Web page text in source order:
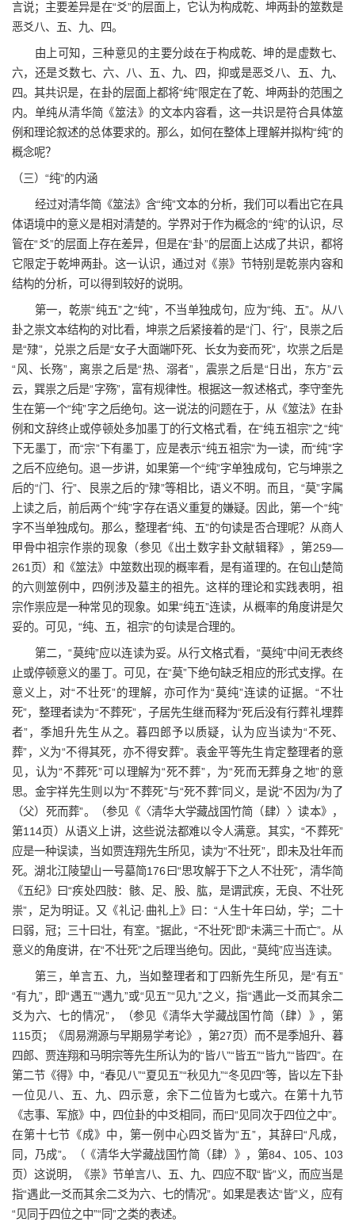
言说；主要差异是在“爻”的层面上，它认为构成乾、坤两卦的筮数是
恶爻八、五、九、四。
由上可知，三种意见的主要分歧在于构成乾、坤的是虚数七、
六，还是爻数七、六、八、五、九、四，抑或是恶爻八、五、九、
四。其共识是，在卦的层面上都将“纯”限定在了乾、坤两卦的范围之
内。单纯从清华简《筮法》的文本内容看，这一共识是符合具体筮
例和理论叙述的总体要求的。那么，如何在整体上理解并拟构“纯”的
概念呢？
（三）“纯”的内涵
经过对清华简《筮法》含“纯”文本的分析，我们可以看出它在具
体语境中的意义是相对清楚的。学界对于作为概念的“纯”的认识，尽
管在“爻”的层面上存在差异，但是在“卦”的层面上达成了共识，都将
它限定于乾坤两卦。这一认识，通过对《祟》节特别是乾祟内容和
结构的分析，可以得到较好的说明。
第一，乾祟“纯五”之“纯”，不当单独成句，应为“纯、五”。从八
卦之祟文本结构的对比看，坤祟之后紧接着的是“门、行”，艮祟之后
是“殔”，兑祟之后是“女子大面端吓死、长女为妾而死”，坎祟之后是
“风、长殇”，离祟之后是“热、溺者”，震祟之后是“日出，东方”云
云，巽祟之后是“字殇”，富有规律性。根据这一叙述格式，李守奎先
生在第一个“纯”字之后绝句。这一说法的问题在于，从《筮法》在卦
例和文辞终止或停顿处多加墨丁的行文格式看，在“纯五祖宗”之“纯”
下无墨丁，而“宗”下有墨丁，应是表示“纯五祖宗”为一读，而“纯”字
之后不应绝句。退一步讲，如果第一个“纯”字单独成句，它与坤祟之
后的“门、行”、艮祟之后的“殔”等相比，语义不明。而且，“莫”字属
上读之后，前后两个“纯”字存在语义重复的嫌疑。因此，第一个“纯”
字不当单独成句。那么，整理者“纯、五”的句读是否合理呢？从商人
甲骨中祖宗作祟的现象（参见《出土数字卦文献辑释》，第259—
261页）和《筮法》中筮数出现的概率看，是有道理的。在包山楚简
的六则筮例中，四例涉及墓主的祖先。这样的理论和实践表明，祖
宗作祟应是一种常见的现象。如果“纯五”连读，从概率的角度讲是欠
妥的。可见，“纯、五，祖宗”的句读是合理的。
第二，“莫纯”应以连读为妥。从行文格式看，“莫纯”中间无表终
止或停顿意义的墨丁。可见，在“莫”下绝句缺乏相应的形式支撑。在
意义上，对“不壮死”的理解，亦可作为“莫纯”连读的证据。“不壮
死”，整理者读为“不葬死”，子居先生继而释为“死后没有行葬礼埋葬
者”，季旭升先生从之。暮四郎予以质疑，认为应当读为“不死、
葬”，义为“不得其死，亦不得安葬”。袁金平等先生肯定整理者的意
见，认为“不葬死”可以理解为“死不葬”，为“死而无葬身之地”的意
思。金宇祥先生则以为“不葬死”与“死不葬”同义，是说“不因为/为了
（父）死而葬”。（参见《〈清华大学藏战国竹简（肆）〉读本》，
第114页）从语义上讲，这些说法都难以令人满意。其实，“不葬死”
应是一种误读，当如贾连翔先生所见，读为“不壮死”，即未及壮年而
死。湖北江陵望山一号墓简176曰“思攻解于下之人不壮死”，清华简
《五纪》曰“疾处四肢：骸、足、股、肱，是谓武疾，无良、不壮死
祟”，足为明证。又《礼记·曲礼上》曰：“人生十年曰幼，学；二十
曰弱，冠；三十曰壮，有室。”据此，“不壮死”即“未满三十而亡”。从
意义的角度讲，在“不壮死”之后理当绝句。因此，“莫纯”应当连读。
第三，单言五、九，当如整理者和丁四新先生所见，是“有五”
“有九”，即“遇五”“遇九”或“见五”“见九”之义，指“遇此一爻而其余二
爻为六、七的情况”，（参见《清华大学藏战国竹简（肆）》，第
115页；《周易溯源与早期易学考论》，第27页）而不是季旭升、暮
四郎、贾连翔和马明宗等先生所认为的“皆八”“皆五”“皆九”“皆四”。在
第二节《得》中，“春见八”“夏见五”“秋见九”“冬见四”等，皆以左下卦
一位见八、五、九、四示意，余下二位皆为七或六。在第十九节
《志事、军旅》中，四位卦的中爻相同，而曰“见同次于四位之中”。
在第十七节《成》中，第一例中心四爻皆为“五”，其辞曰“凡成，
同，乃成”。（《清华大学藏战国竹简（肆）》，第84、105、103
页）这说明，《祟》节单言八、五、九、四应不取“皆”义，而应当是
指“遇此一爻而其余二爻为六、七的情况”。如果是表达“皆”义，应有
“见同于四位之中”“同”之类的表述。